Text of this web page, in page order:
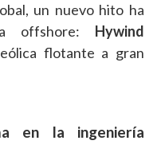
un nuevo hito ha
offshore: Hywind
flotante a gran
en la ingeniería